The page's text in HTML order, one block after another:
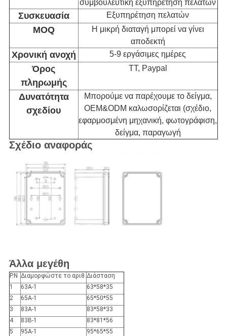
συμβουλευτική εξυπηρέτηση πελατών
Συσκευασία Εξυπηρέτηση πελατών
MOQ
Η μικρή διαταγή μπορεί να γίνει
αποδεκτή
Χρονική ανοχή 5-9 εργάσιμες ημέρες
Όρος
πληρωμής
TT, Paypal
Δυνατότητα
σχεδίου
Μπορούμε να παρέχουμε το δείγμα,
OEM&ODM καλωσορίζεται (σχέδιο,
εφαρμοσμένη μηχανική, φωτογράφιση,
δείγμα, παραγωγή
Σχέδιο αναφοράς
Άλλα μεγέθη
P.N Διαμορφώστε το αριθ. Διάσταση
1
63A-1
63*58*35
2
65A-1
65*50*55
3
83A-1
83*58*33
4
83B-1
83*81*56
5
95A-1 95*65*55